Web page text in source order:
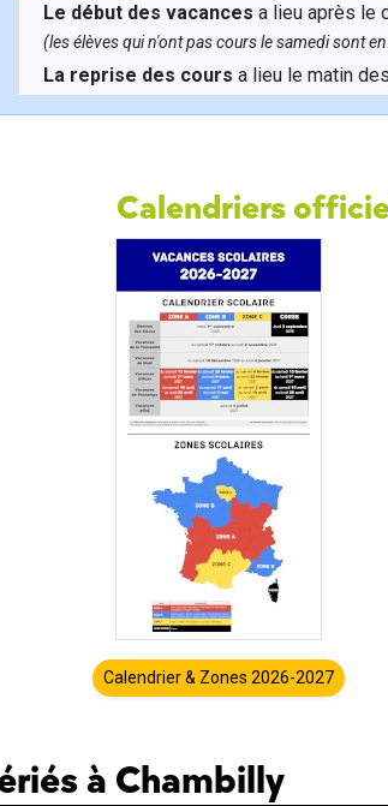
Le début des vacances a lieu après le
(les élèves qui n'ont pas cours le samedi sont
La reprise des cours a lieu le matin
Calendriers
Calendrier & Zones 2026-2027
à Chambilly